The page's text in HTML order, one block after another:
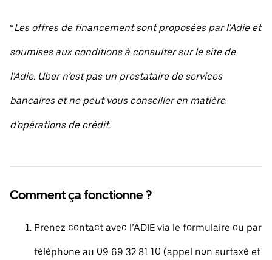
*Les offres de financement sont proposées par l'Adie et
soumises aux conditions à consulter sur le site de
l'Adie. Uber n’est pas un prestataire de services
bancaires et ne peut vous conseiller en matière
d'opérations de crédit.
Comment ça fonctionne ?
Prenez contact avec l’ADIE via le formulaire ou par
téléphone au 09 69 32 81 10 (appel non surtaxé et